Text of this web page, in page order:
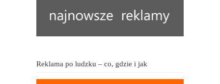
Reklama po ludzku – co, gdzie i jak